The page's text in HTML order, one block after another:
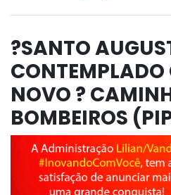
?SANTO
NOVO ?
BOMBEIROS